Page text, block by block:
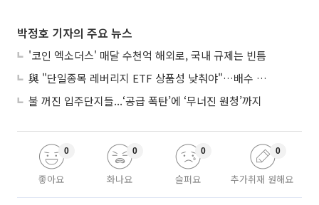
박정호 기자의 주요 뉴스
'코인 엑소더스' 매달 수천억 해외로, 국내 규제는 빈틈
與 "단일종목 레버리지 ETF 상품성 낮춰야"…배수 조정안도 거론
불 꺼진 입주단지들...‘공급 폭탄’에 ‘무너진 원청’까지
좋아요
0
화나요
0
슬퍼요
0
추가취재 원해요
0